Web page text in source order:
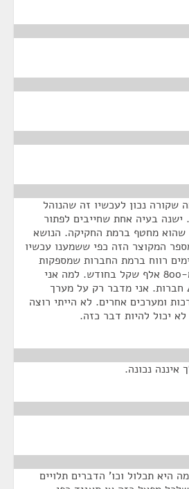
שקורה נכון לעכשיו זה שהנוהל
ישנה בעיה אחת שחייבים לפתור
שהוא מחטף ברמת החקיקה. הנושא
המקוצר הזה כפי ששמענו עכשיו
רווח ברמת החברות שמספקות
את המספר של למעלה מ-800 אלף שקל בחודש. למה אני
אומר את זה? כי יש 465 חברות. אני מדבר רק על מערך
ומערכים אחרים. לא הייתי רוצה
יכול להיות דבר כזה.
נכונה.
היא תכלול וכו' הדברים תלויים